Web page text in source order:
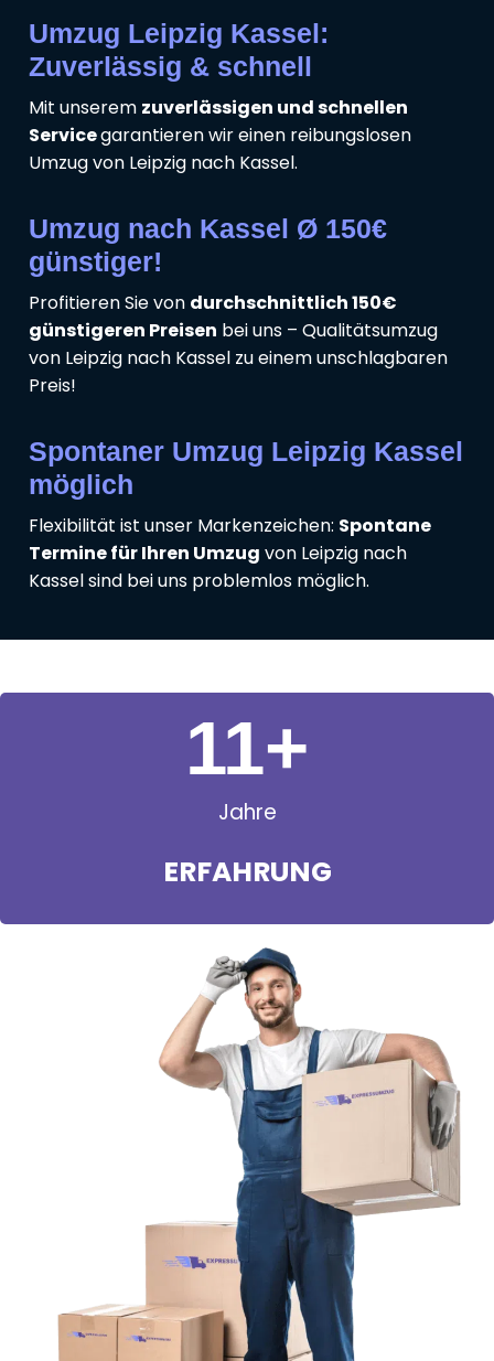
Umzug Leipzig Kassel:
Zuverlässig & schnell
Mit unserem zuverlässigen und schnellen
Servicegarantieren wir einen reibungslosen
Umzug von Leipzig nach Kassel.
Umzug nach Kassel Ø 150€
günstiger!
Profitieren Sie von durchschnittlich 150€
günstigeren Preisen bei uns – Qualitätsumzug
von Leipzig nach Kassel zu einem unschlagbaren
Preis!
Spontaner Umzug Leipzig Kassel
möglich
Flexibilität ist unser Markenzeichen: Spontane
Termine für Ihren Umzug von Leipzig nach
Kassel sind bei uns problemlos möglich.
Jahre
ERFAHRUNG
11+